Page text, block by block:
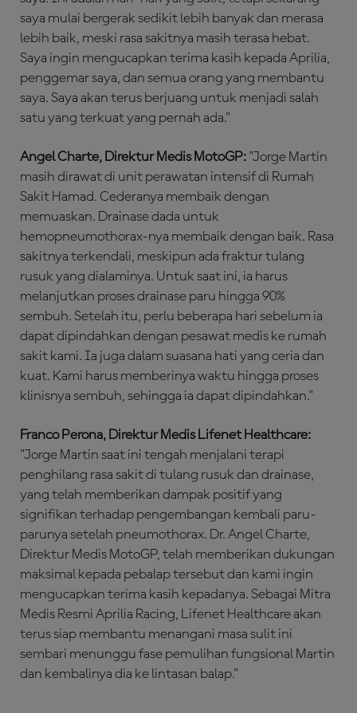
saya mulai bergerak sedikit lebih banyak dan merasa
lebih baik, meski rasa sakitnya masih terasa hebat.
Saya ingin mengucapkan terima kasih kepada Aprilia,
penggemar saya, dan semua orang yang membantu
saya. Saya akan terus berjuang untuk menjadi salah
satu yang terkuat yang pernah ada."
Angel Charte, Direktur Medis MotoGP: "Jorge Martin
masih dirawat di unit perawatan intensif di Rumah
Sakit Hamad. Cederanya membaik dengan
memuaskan. Drainase dada untuk
hemopneumothorax-nya membaik dengan baik. Rasa
sakitnya terkendali, meskipun ada fraktur tulang
rusuk yang dialaminya. Untuk saat ini, ia harus
melanjutkan proses drainase paru hingga 90%
sembuh. Setelah itu, perlu beberapa hari sebelum ia
dapat dipindahkan dengan pesawat medis ke rumah
sakit kami. Ia juga dalam suasana hati yang ceria dan
kuat. Kami harus memberinya waktu hingga proses
klinisnya sembuh, sehingga ia dapat dipindahkan."
Franco Perona, Direktur Medis Lifenet Healthcare:
"Jorge Martin saat ini tengah menjalani terapi
penghilang rasa sakit di tulang rusuk dan drainase,
yang telah memberikan dampak positif yang
signifikan terhadap pengembangan kembali paru-
parunya setelah pneumothorax. Dr. Angel Charte,
Direktur Medis MotoGP, telah memberikan dukungan
maksimal kepada pebalap tersebut dan kami ingin
mengucapkan terima kasih kepadanya. Sebagai Mitra
Medis Resmi Aprilia Racing, Lifenet Healthcare akan
terus siap membantu menangani masa sulit ini
sembari menunggu fase pemulihan fungsional Martin
dan kembalinya dia ke lintasan balap."